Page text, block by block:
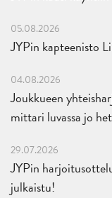
05.08.2026
JYPin kapteenisto
04.08.2026
Joukkueen
mittari luvassa jo
29.07.2026
JYPin
julkaistu!